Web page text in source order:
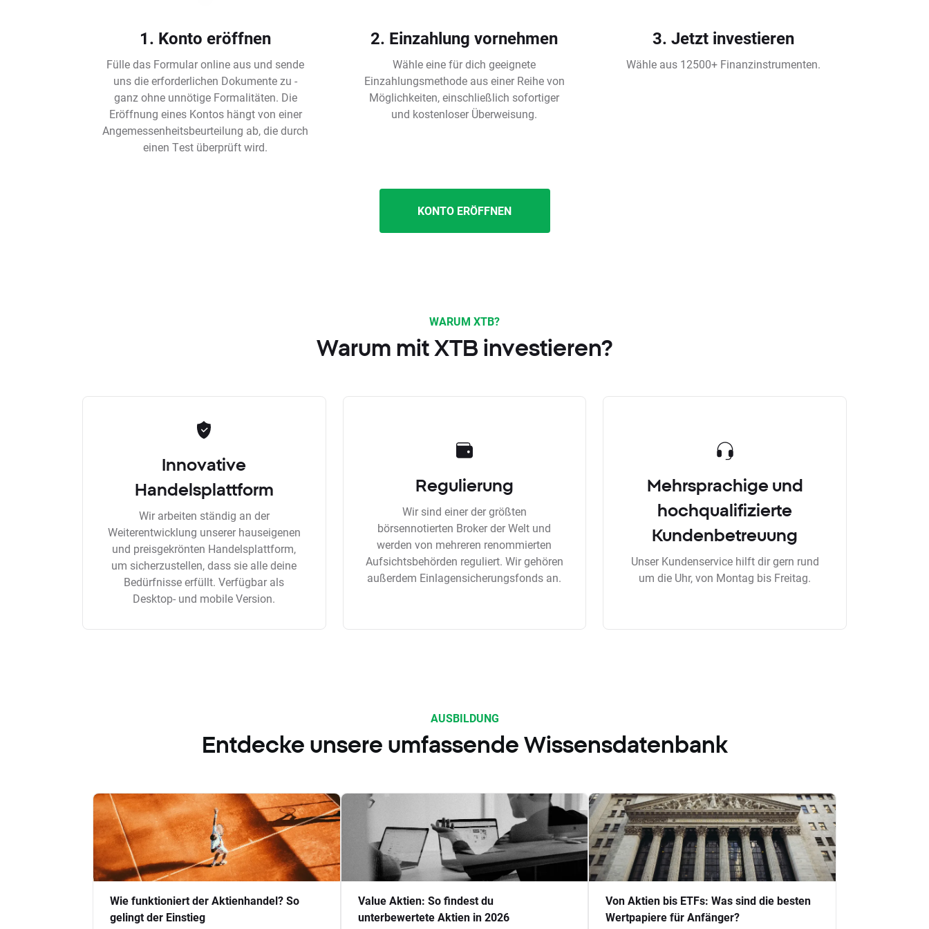
1. Konto eröffnen
Fülle das Formular online aus und sende
uns die erforderlichen Dokumente zu -
ganz ohne unnötige Formalitäten. Die
Eröffnung eines Kontos hängt von einer
Angemessenheitsbeurteilung ab, die durch
einen Test überprüft wird.
2. Einzahlung vornehmen
Wähle eine für dich geeignete
Einzahlungsmethode aus einer Reihe von
Möglichkeiten, einschließlich sofortiger
und kostenloser Überweisung.
3. Jetzt investieren
Wähle aus 12500+ Finanzinstrumenten.
KONTO ERÖFFNEN
WARUM XTB?
Warum mit XTB investieren?
Innovative
Handelsplattform
Wir arbeiten ständig an der
Weiterentwicklung unserer hauseigenen
und preisgekrönten Handelsplattform,
um sicherzustellen, dass sie alle deine
Bedürfnisse erfüllt. Verfügbar als
Desktop- und mobile Version.
Regulierung
Wir sind einer der größten
börsennotierten Broker der Welt und
werden von mehreren renommierten
Aufsichtsbehörden reguliert. Wir gehören
außerdem Einlagensicherungsfonds an.
Mehrsprachige und
hochqualifizierte
Kundenbetreuung
Unser Kundenservice hilft dir gern rund
um die Uhr, von Montag bis Freitag.
AUSBILDUNG
Entdecke unsere umfassende Wissensdatenbank
Wie funktioniert der Aktienhandel? So
gelingt der Einstieg
Value Aktien: So findest du
unterbewertete Aktien in 2026
Von Aktien bis ETFs: Was sind die besten
Wertpapiere für Anfänger?